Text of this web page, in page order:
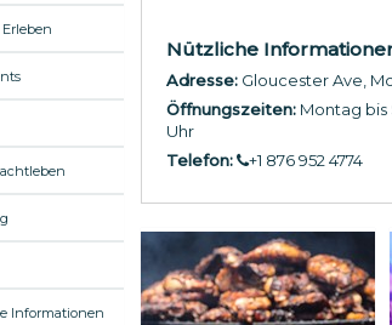
Informationen
Nützliche
Adresse: Gloucester Ave,
Öffnungszeiten: Montag bis
Uhr
Telefon:
+1 876 952 4774